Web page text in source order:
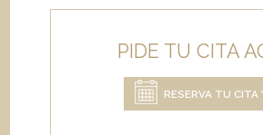
PIDE TU CITA
RESERVA TU CITA